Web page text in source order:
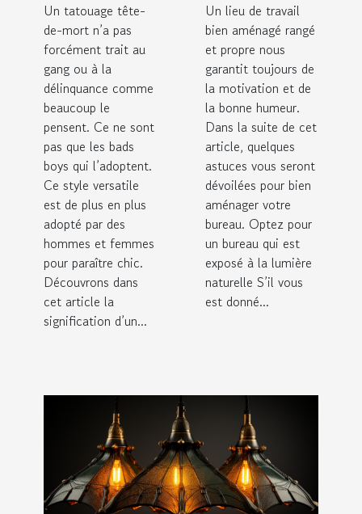
Un tatouage tête-
de-mort n’a pas
forcément trait au
gang ou à la
délinquance comme
beaucoup le
pensent. Ce ne sont
pas que les bads
boys qui l’adoptent.
Ce style versatile
est de plus en plus
adopté par des
hommes et femmes
pour paraître chic.
Découvrons dans
cet article la
signification d’un...
Un lieu de travail
bien aménagé rangé
et propre nous
garantit toujours de
la motivation et de
la bonne humeur.
Dans la suite de cet
article, quelques
astuces vous seront
dévoilées pour bien
aménager votre
bureau. Optez pour
un bureau qui est
exposé à la lumière
naturelle S’il vous
est donné...